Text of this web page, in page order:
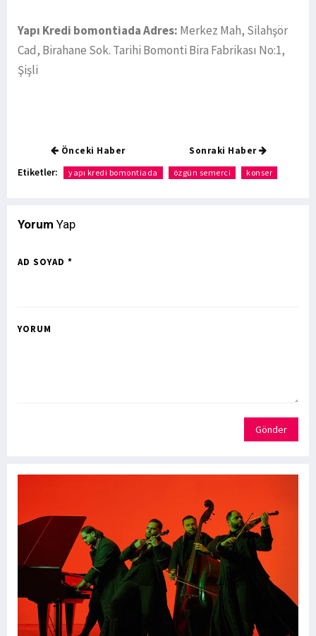
Yapı Kredi bomontiada Adres: Merkez Mah, Silahşör
Cad, Birahane Sok. Tarihi Bomonti Bira Fabrikası No:1,
Şişli
Önceki Haber Sonraki Haber
Etiketler: yapı kredi bomontiada özgün semerci konser
Yorum Yap
AD SOYAD *
YORUM
Gönder